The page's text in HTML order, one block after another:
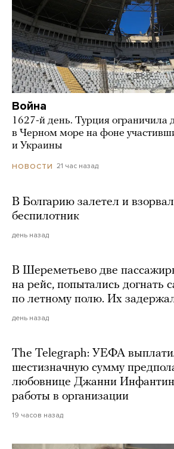
Война
1627-й день. Турция ограничила
в Черном море на фоне
и Украины
НОВОСТИ 21 час назад
В Болгарию залетел и
беспилотник
день назад
В Шереметьево две
на рейс, попытались догнать
по летному полю. Их
день назад
The Telegraph: УЕФА
шестизначную сумму
любовнице Джанни
работы в организации
19 часов назад